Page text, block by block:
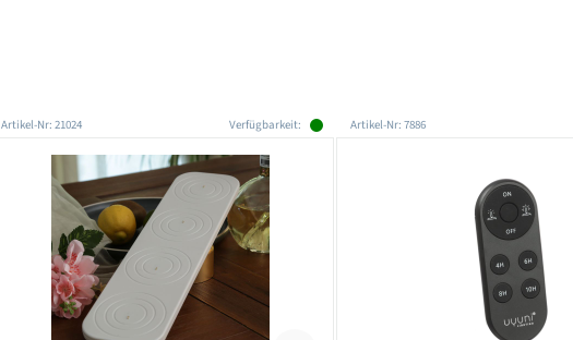
Artikel-Nr: 21024 Verfügbarkeit: Artikel-Nr: 7886